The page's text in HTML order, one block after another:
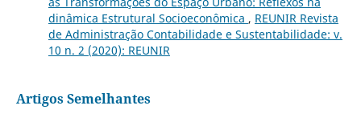
dinâmica Estrutural Socioeconômica , REUNIR Revista
de Administração Contabilidade e Sustentabilidade: v.
10 n. 2 (2020): REUNIR
Artigos Semelhantes